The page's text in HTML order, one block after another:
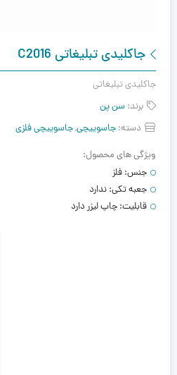
جاکلیدی تبلیغاتی C2016
جاکلیدی تبلیغاتی
برند: سن پن
دسته: جاسوییچی,جاسوییچی فلزی
ویژگی های محصول:
جنس: فلز
جعبه تکی: ندارد
قابلیت: چاپ لیزر دارد